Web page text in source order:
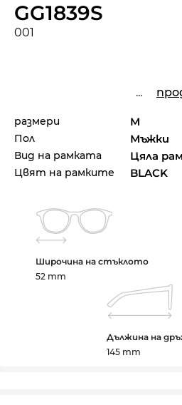
GG1839S
001
...
размери M
Пол Мъжки
Вид на рамката Цяла
Цвят на рамките BLACK
Широчина на стъклото
52 mm
Дължина на
145 mm